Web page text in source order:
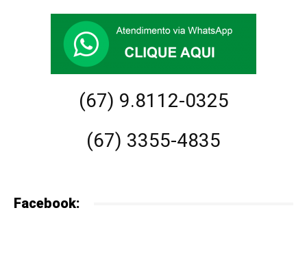
(67) 9.8112-0325
(67) 3355-4835
Facebook: